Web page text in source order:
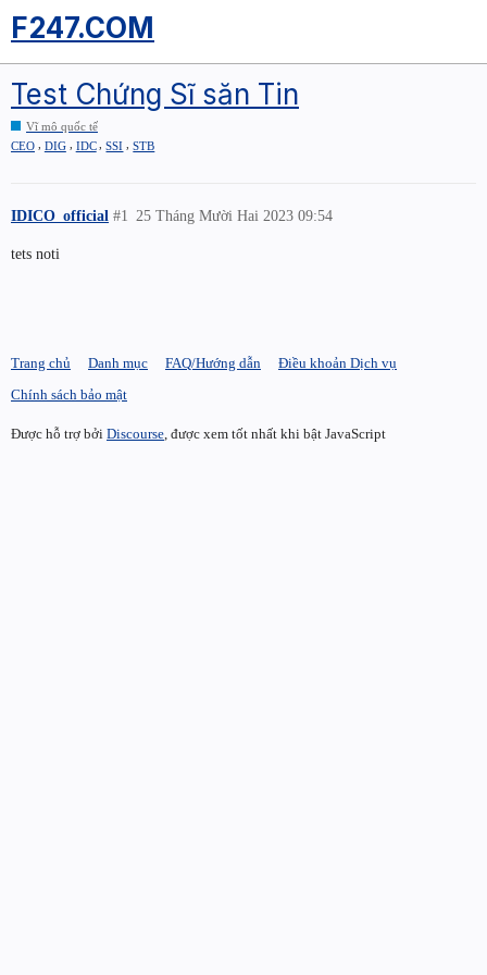
F247.COM
Test Chứng Sĩ săn Tin
Vĩ mô quốc tế
CEO , DIG , IDC ,SSI ,STB
IDICO_official 25 Tháng Mười Hai 2023 09:54
#1
tets noti
Trang chủ Danh mục FAQ/Hướng dẫn
Điều khoản Dịch vụ
Chính sách bảo mật
Được hỗ trợ bởi Discourse , được xem tốt nhất khi bật JavaScript